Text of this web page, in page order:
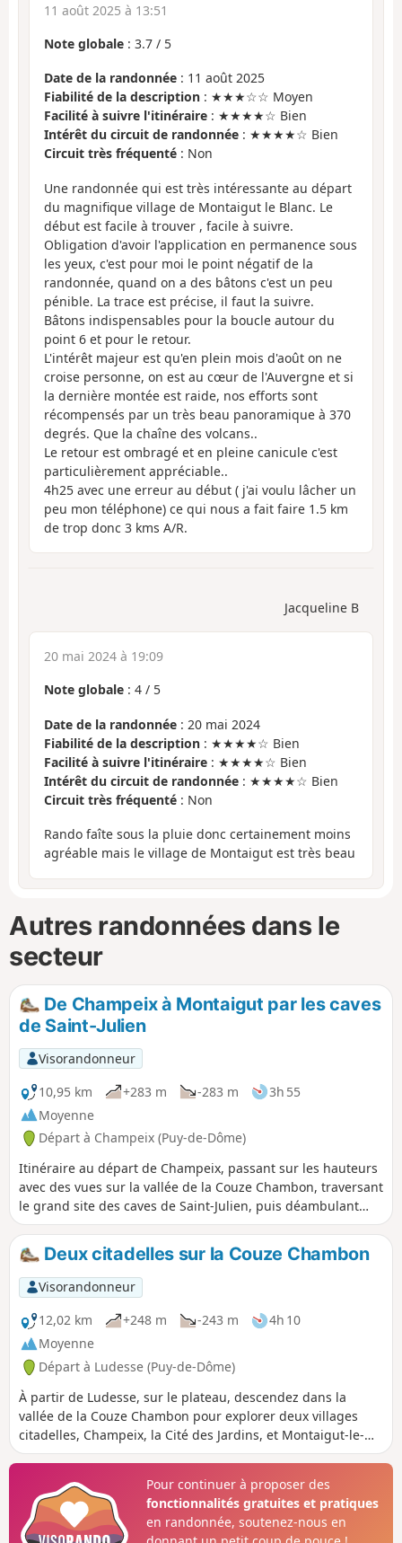
11 août 2025 à 13:51
Note globale : 3.7 / 5
Date de la randonnée : 11 août 2025
Fiabilité de la description : ★★★☆☆ Moyen
Facilité à suivre l'itinéraire : ★★★★☆ Bien
Intérêt du circuit de randonnée : ★★★★☆ Bien
Circuit très fréquenté : Non
Une randonnée qui est très intéressante au départ
du magnifique village de Montaigut le Blanc. Le
début est facile à trouver , facile à suivre.
Obligation d'avoir l'application en permanence sous
les yeux, c'est pour moi le point négatif de la
randonnée, quand on a des bâtons c'est un peu
pénible. La trace est précise, il faut la suivre.
Bâtons indispensables pour la boucle autour du
point 6 et pour le retour.
L'intérêt majeur est qu'en plein mois d'août on ne
croise personne, on est au cœur de l'Auvergne et si
la dernière montée est raide, nos efforts sont
récompensés par un très beau panoramique à 370
degrés. Que la chaîne des volcans..
Le retour est ombragé et en pleine canicule c'est
particulièrement appréciable..
4h25 avec une erreur au début ( j'ai voulu lâcher un
peu mon téléphone) ce qui nous a fait faire 1.5 km
de trop donc 3 kms A/R.
Jacqueline B
20 mai 2024 à 19:09
Note globale : 4 / 5
Date de la randonnée : 20 mai 2024
Fiabilité de la description : ★★★★☆ Bien
Facilité à suivre l'itinéraire : ★★★★☆ Bien
Intérêt du circuit de randonnée : ★★★★☆ Bien
Circuit très fréquenté : Non
Rando faîte sous la pluie donc certainement moins
agréable mais le village de Montaigut est très beau
Autres randonnées dans le
secteur
De Champeix à Montaigut par les caves
de Saint-Julien
Visorandonneur
10,95 km
+283 m -283 m
3h 55
Moyenne
Départ à Champeix (Puy-de-Dôme)
Itinéraire au départ de Champeix, passant sur les hauteurs
avec des vues sur la vallée de la Couze Chambon, traversant
le grand site des caves de Saint-Julien, puis déambulant
dans le joli village de Montaigut-le-Blanc, avant de suivre la
Couze pour revenir vers Champeix, dont on visite le vieux
quartier du Marchidial et ses jardins.
Deux citadelles sur la Couze Chambon
Visorandonneur
12,02 km
+248 m -243 m
4h 10
Moyenne
Départ à Ludesse (Puy-de-Dôme)
À partir de Ludesse, sur le plateau, descendez dans la
vallée de la Couze Chambon pour explorer deux villages
citadelles, Champeix, la Cité des Jardins, et Montaigut-le-
Blanc, la Cité des Chats (appellation personnelle).
Pour continuer à proposer des
fonctionnalités gratuites et pratiques
en randonnée, soutenez-nous en